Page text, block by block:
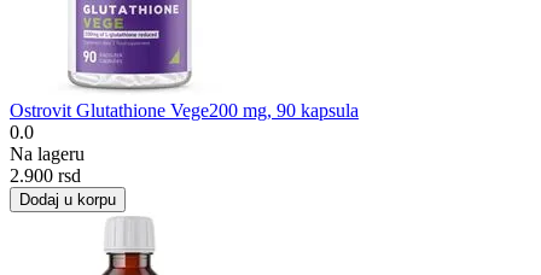
Ostrovit Glutathione Vege200 mg, 90 kapsula
0.0
Na lageru
2.900 rsd
Dodaj u korpu